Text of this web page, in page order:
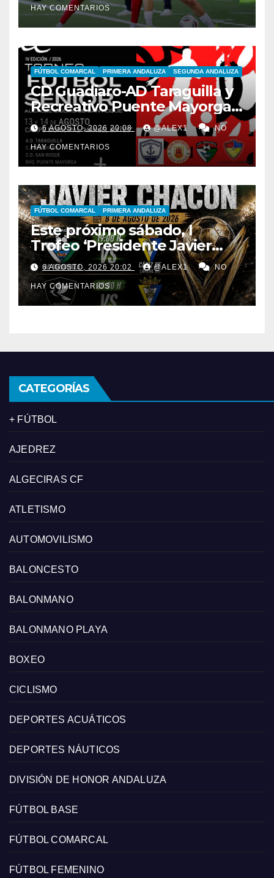
League
HAY COMENTARIOS
FÚTBOL COMARCAL PRIMERA ANDALUZA SEGUNDA ANDALUZA
CD Guadiaro-AD Taraguilla y
Recreativo Puente Mayorga-
CD San Roque, semifinales
del IV Trofeo ‘Alcalde’
6 AGOSTO, 2026 20:08 @ALEX1 NO
HAY COMENTARIOS
FÚTBOL COMARCAL PRIMERA ANDALUZA
Este próximo sábado, I
Trofeo ‘Presidente Javier
Chacón’ con AD Taraguilla,
Bruno’s Magpies y el juvenil
del Cádiz CF
6 AGOSTO, 2026 20:02 @ALEX1 NO
HAY COMENTARIOS
CATEGORÍAS
+ FÚTBOL
AJEDREZ
ALGECIRAS CF
ATLETISMO
AUTOMOVILISMO
BALONCESTO
BALONMANO
BALONMANO PLAYA
BOXEO
CICLISMO
DEPORTES ACUÁTICOS
DEPORTES NÁUTICOS
DIVISIÓN DE HONOR ANDALUZA
FÚTBOL BASE
FÚTBOL COMARCAL
FÚTBOL FEMENINO